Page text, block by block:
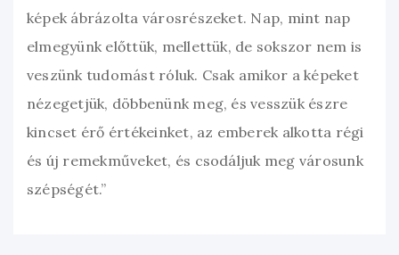
képek ábrázolta városrészeket. Nap, mint nap
elmegyünk előttük, mellettük, de sokszor nem is
veszünk tudomást róluk. Csak amikor a képeket
nézegetjük, döbbenünk meg, és vesszük észre
kincset érő értékeinket, az emberek alkotta régi
és új remekműveket, és csodáljuk meg városunk
szépségét.”